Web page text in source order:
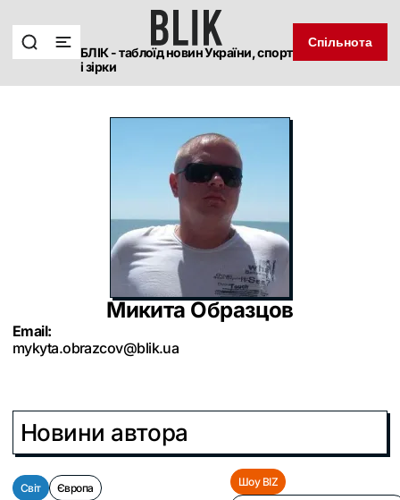
БЛІК - таблоїд новин України, спорт
і зірки
Спільнота
Микита Образцов
Email:
mykyta.obrazcov@blik.ua
Новини автора
Світ Європа
Шоу BIZ